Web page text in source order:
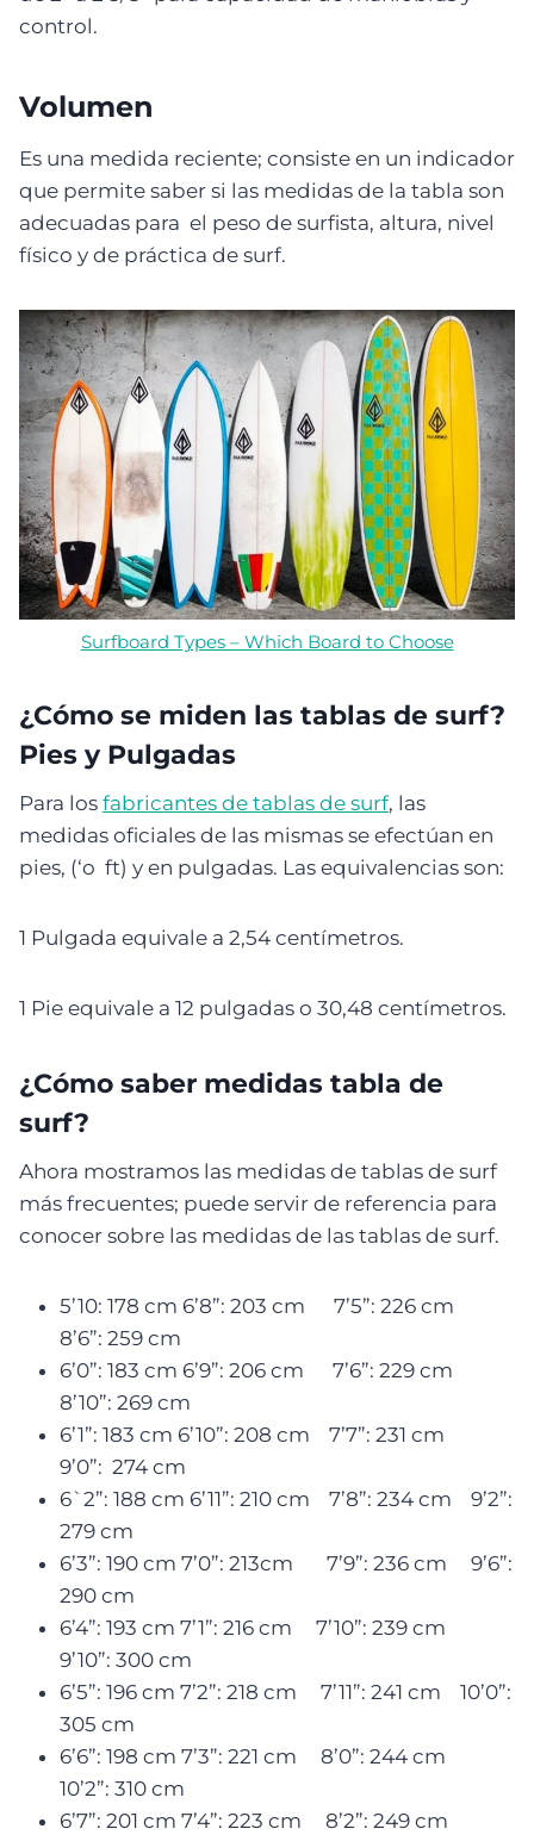
control.
Volumen
Es una medida reciente; consiste en un indicador
que permite saber si las medidas de la tabla son
adecuadas para el peso de surfista, altura, nivel
físico y de práctica de surf.
Surfboard Types – Which Board to Choose
¿Cómo se miden las tablas de surf?
Pies y Pulgadas
Para los fabricantes de tablas de surf, las
medidas oficiales de las mismas se efectúan en
pies, (‘o ft) y en pulgadas. Las equivalencias son:
1 Pulgada equivale a 2,54 centímetros.
1 Pie equivale a 12 pulgadas o 30,48 centímetros.
¿Cómo saber medidas tabla de
surf?
Ahora mostramos las medidas de tablas de surf
más frecuentes; puede servir de referencia para
conocer sobre las medidas de las tablas de surf.
5’10: 178 cm 6’8”: 203 cm 7’5”: 226 cm
8’6”: 259 cm
6’0”: 183 cm 6’9”: 206 cm 7’6”: 229 cm
8’10”: 269 cm
6’1”: 183 cm 6’10”: 208 cm 7’7”: 231 cm
9’0”: 274 cm
6`2”: 188 cm 6’11”: 210 cm 7’8”: 234 cm 9’2”:
279 cm
6’3”: 190 cm 7’0”: 213cm 7’9”: 236 cm 9’6”:
290 cm
6’4”: 193 cm 7’1”: 216 cm 7’10”: 239 cm
9’10”: 300 cm
6’5”: 196 cm 7’2”: 218 cm 7’11”: 241 cm 10’0”:
305 cm
6’6”: 198 cm 7’3”: 221 cm 8’0”: 244 cm
10’2”: 310 cm
6’7”: 201 cm 7’4”: 223 cm 8’2”: 249 cm